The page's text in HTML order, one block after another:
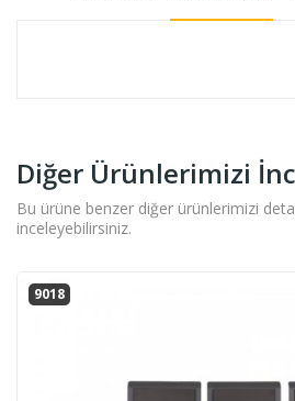
Diğer Ürünlerimizi
Bu ürüne benzer diğer ürünlerimizi
inceleyebilirsiniz.
9018